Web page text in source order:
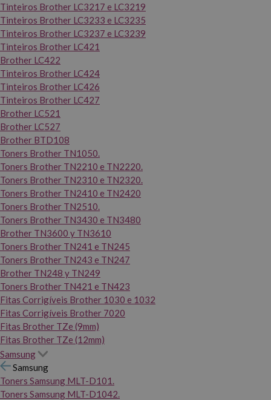
Tinteiros Brother LC3217 e LC3219
Tinteiros Brother LC3233 e LC3235
Tinteiros Brother LC3237 e LC3239
Tinteiros Brother LC421
Brother LC422
Tinteiros Brother LC424
Tinteiros Brother LC426
Tinteiros Brother LC427
Brother LC521
Brother LC527
Brother BTD108
Toners Brother TN1050.
Toners Brother TN2210 e TN2220.
Toners Brother TN2310 e TN2320.
Toners Brother TN2410 e TN2420
Toners Brother TN2510.
Toners Brother TN3430 e TN3480
Brother TN3600 y TN3610
Toners Brother TN241 e TN245
Toners Brother TN243 e TN247
Brother TN248 y TN249
Toners Brother TN421 e TN423
Fitas Corrigíveis Brother 1030 e 1032
Fitas Corrigíveis Brother 7020
Fitas Brother TZe (9mm)
Fitas Brother TZe (12mm)
Samsung
Samsung
Toners Samsung MLT-D101.
Toners Samsung MLT-D1042.